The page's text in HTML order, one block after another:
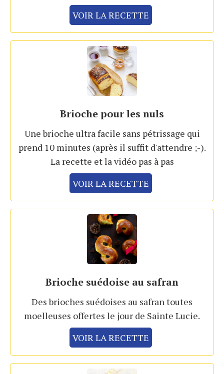
VOIR LA RECETTE
Brioche pour les nuls
Une brioche ultra facile sans pétrissage qui
prend 10 minutes (après il suffit d'attendre ;-).
La recette et la vidéo pas à pas
VOIR LA RECETTE
Brioche suédoise au safran
Des brioches suédoises au safran toutes
moelleuses offertes le jour de Sainte Lucie.
VOIR LA RECETTE